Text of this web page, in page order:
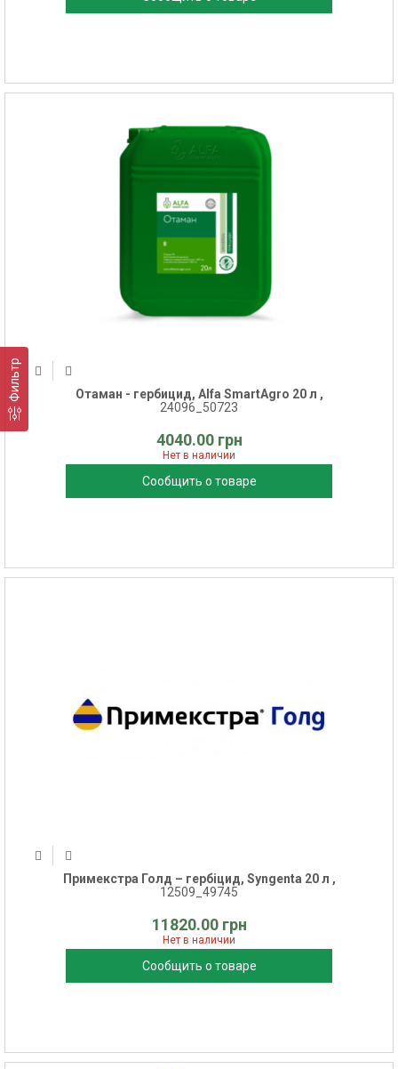
Фильтр
Отаман - гербицид, Alfa SmartAgro 20 л ,
24096_50723
4040.00 грн
Нет в наличии
Сообщить о товаре
Примекстра Голд – гербіцид, Syngenta 20 л ,
12509_49745
11820.00 грн
Нет в наличии
Сообщить о товаре